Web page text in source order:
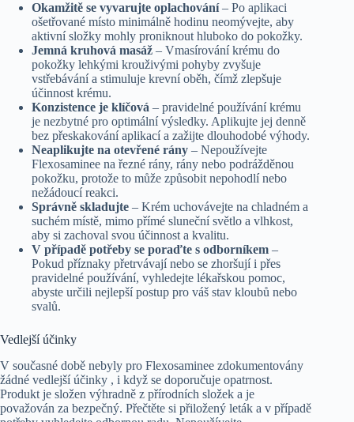
Okamžitě se vyvarujte oplachování– Po aplikaci
ošetřované místo minimálně hodinu neomývejte, aby
aktivní složky mohly proniknout hluboko do pokožky.
Jemná kruhová masáž – Vmasírování krému do
pokožky lehkými krouživými pohyby zvyšuje
vstřebávání a stimuluje krevní oběh, čímž zlepšuje
účinnost krému.
Konzistence je klíčová – pravidelné používání krému
je nezbytné pro optimální výsledky. Aplikujte jej denně
bez přeskakování aplikací a zažijte dlouhodobé výhody.
Neaplikujte na otevřené rány – Nepoužívejte
Flexosaminee na řezné rány, rány nebo podrážděnou
pokožku, protože to může způsobit nepohodlí nebo
nežádoucí reakci.
Správně skladujte – Krém uchovávejte na chladném a
suchém místě, mimo přímé sluneční světlo a vlhkost,
aby si zachoval svou účinnost a kvalitu.
V případě potřeby se poraďte s odborníkem –
Pokud příznaky přetrvávají nebo se zhoršují i přes
pravidelné používání, vyhledejte lékařskou pomoc,
abyste určili nejlepší postup pro váš stav kloubů nebo
svalů.
Vedlejší účinky
V současné době nebyly pro Flexosaminee zdokumentovány
žádné vedlejší účinky , i když se doporučuje opatrnost.
Produkt je složen výhradně z přírodních složek a je
považován za bezpečný. Přečtěte si přiložený leták a v případě